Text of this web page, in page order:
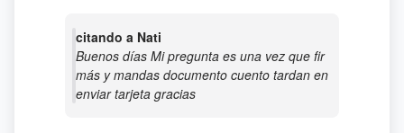
citando a Nati
Buenos días Mi pregunta es una vez que fir
más y mandas documento cuento tardan en
enviar tarjeta gracias